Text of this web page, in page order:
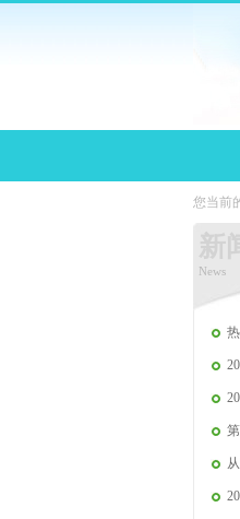
您当前
News